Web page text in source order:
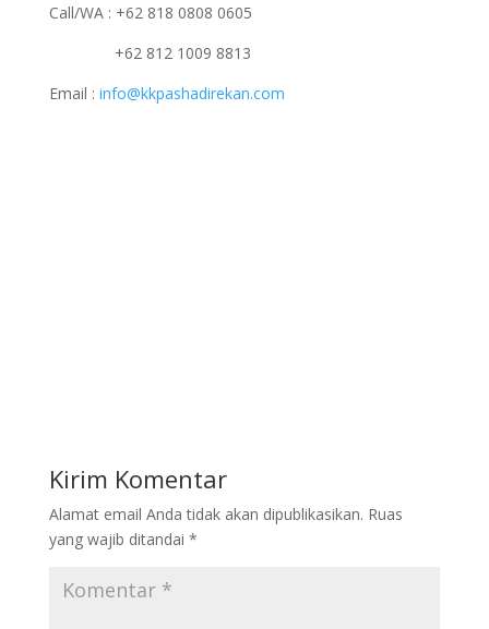
Call/WA : +62 818 0808 0605
+62 812 1009 8813
Email : info@kkpashadirekan.com
Kirim Komentar
Alamat email Anda tidak akan dipublikasikan. Ruas
yang wajib ditandai *